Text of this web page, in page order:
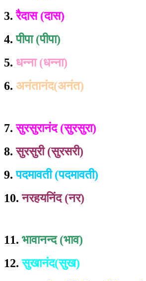
3. रैदास (दास)
4.पीपा (पीपा)
5. धन्ना (धन्ना)
6. अनंतानंद(अनंत)
7.सुरसुरानंद (सुरसुरा)
8.सुरसुरी (सुरसरी)
9.पदमावती (पदमावती)
10.नरहयनिंद (नर)
11. भावानन्द (भाव)
12.सुखानंद(सुख)